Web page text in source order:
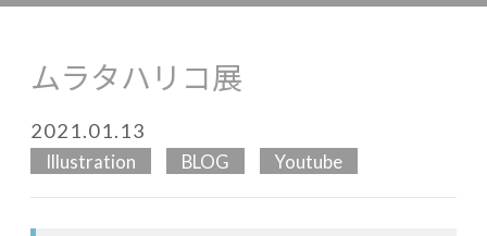
ムラタハリコ展
2021.01.13
Illustration BLOG Youtube